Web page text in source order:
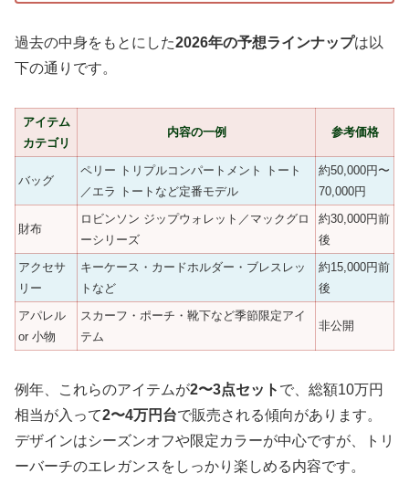
過去の中身をもとにした2026年の予想ラインナップは以
下の通りです。
アイテム
カテゴリ
内容の一例 参考価格
バッグ
ペリー トリプルコンパートメント トート
／エラ トートなど定番モデル
約50,000円〜
70,000円
財布
ロビンソン ジップウォレット／マックグロ
ーシリーズ
約30,000円前
後
アクセサ
リー
キーケース・カードホルダー・ブレスレッ
トなど
約15,000円前
後
アパレル
or 小物
スカーフ・ポーチ・靴下など季節限定アイ
テム
非公開
例年、これらのアイテムが2〜3点セット で、総額10万円
相当が入って2〜4万円台で販売される傾向があります。
デザインはシーズンオフや限定カラーが中心ですが、トリ
ーバーチのエレガンスをしっかり楽しめる内容です。